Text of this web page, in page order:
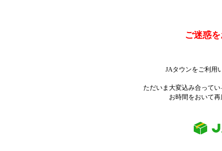
ご迷惑
JAタウンをご利用
ただいま大変込み合って
お時間をおいて